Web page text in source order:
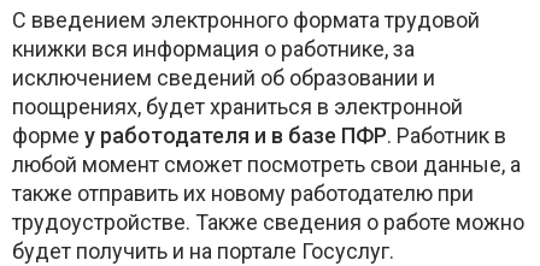
С введением электронного формата трудовой
книжки вся информация о работнике, за
исключением сведений об образовании и
поощрениях, будет храниться в электронной
форме у работодателя и в базе ПФР. Работник в
любой момент сможет посмотреть свои данные, а
также отправить их новому работодателю при
трудоустройстве. Также сведения о работе можно
будет получить и на портале Госуслуг.